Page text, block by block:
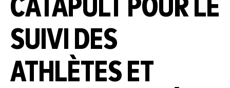
CATAPULT POUR LE
SUIVI DES
ATHLÈTES ET